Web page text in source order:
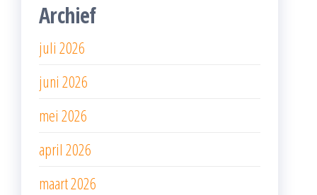
Archief
juli 2026
juni 2026
mei 2026
april 2026
maart 2026